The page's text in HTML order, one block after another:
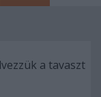
a tavaszt